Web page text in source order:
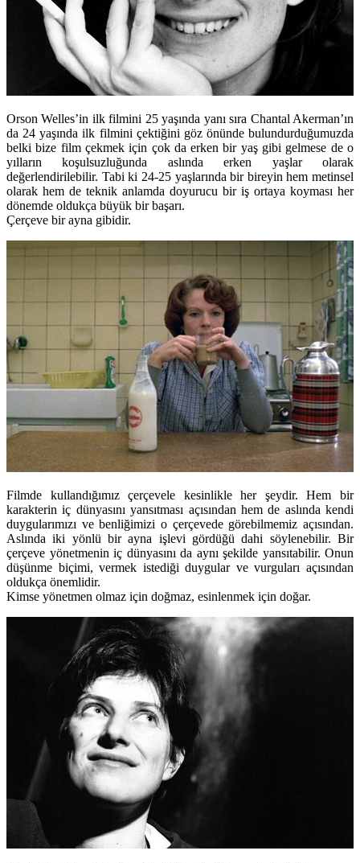
Orson Welles’in ilk filmini 25 yaşında yanı sıra Chantal Akerman’ın
da 24 yaşında ilk filmini çektiğini göz önünde bulundurduğumuzda
belki bize film çekmek için çok da erken bir yaş gibi gelmese de o
yılların koşulsuzluğunda aslında erken yaşlar olarak
değerlendirilebilir. Tabi ki 24-25 yaşlarında bir bireyin hem metinsel
olarak hem de teknik anlamda doyurucu bir iş ortaya koyması her
dönemde oldukça büyük bir başarı.
Çerçeve bir ayna gibidir.
Filmde kullandığımız çerçevele kesinlikle her şeydir. Hem bir
karakterin iç dünyasını yansıtması açısından hem de aslında kendi
duygularımızı ve benliğimizi o çerçevede görebilmemiz açısından.
Aslında iki yönlü bir ayna işlevi gördüğü dahi söylenebilir. Bir
çerçeve yönetmenin iç dünyasını da aynı şekilde yansıtabilir. Onun
düşünme biçimi, vermek istediği duygular ve vurguları açısından
oldukça önemlidir.
Kimse yönetmen olmaz için doğmaz, esinlenmek için doğar.